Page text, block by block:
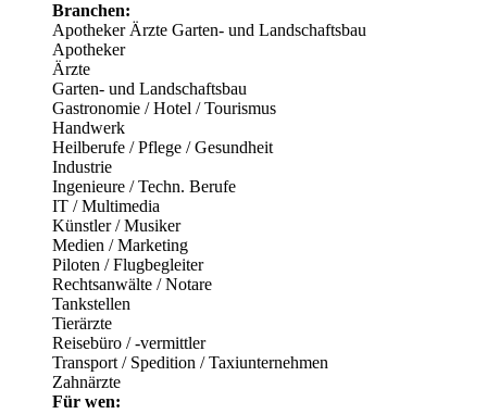
Branchen:
ApothekerÄrzte Garten- und Landschaftsbau
Apotheker
Ärzte
Garten- und Landschaftsbau
Gastronomie / Hotel / Tourismus
Handwerk
Heilberufe / Pflege / Gesundheit
Industrie
Ingenieure / Techn. Berufe
IT / Multimedia
Künstler / Musiker
Medien / Marketing
Piloten / Flugbegleiter
Rechtsanwälte / Notare
Tankstellen
Tierärzte
Reisebüro / -vermittler
Transport / Spedition / Taxiunternehmen
Zahnärzte
Für wen: